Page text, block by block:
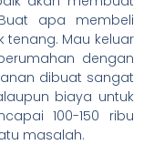
apa membeli
Mau keluar
dengan
dibuat sangat
biaya untuk
100-150 ribu
masalah.